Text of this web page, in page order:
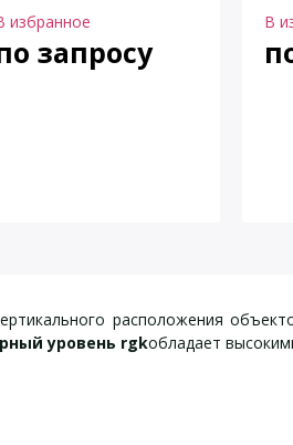
избранное
запросу
В
расположения
уровень rgkобладает